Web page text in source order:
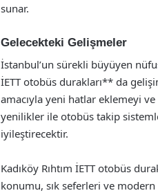
sunar.
Gelecekteki Gelişmeler
İstanbul’un sürekli büyüyen
İETT otobüs durakları** da
amacıyla yeni hatlar eklemeyi
yenilikler ile otobüs takip
iyileştirecektir.
Kadıköy Rıhtım İETT otobüs
konumu, sık seferleri ve